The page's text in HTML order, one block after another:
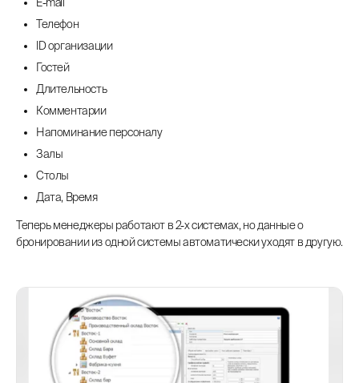
Телефон
ID организации
Гостей
Длительность
Комментарии
Напоминание персоналу
Залы
Столы
Дата, Время
Теперь менеджеры работают в 2-х системах, но данные о
бронировании из одной системы автоматически уходят в другую.